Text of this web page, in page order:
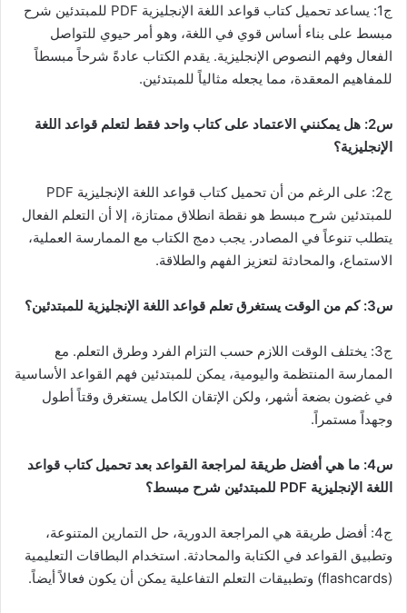
ج1: يساعد تحميل كتاب قواعد اللغة الإنجليزية PDF للمبتدئين شرح
مبسط على بناء أساس قوي في اللغة، وهو أمر حيوي للتواصل
الفعال وفهم النصوص الإنجليزية. يقدم الكتاب عادةً شرحاً مبسطاً
للمفاهيم المعقدة، مما يجعله مثالياً للمبتدئين.
س2: هل يمكنني الاعتماد على كتاب واحد فقط لتعلم قواعد اللغة
الإنجليزية؟
ج2: على الرغم من أن تحميل كتاب قواعد اللغة الإنجليزية PDF
للمبتدئين شرح مبسط هو نقطة انطلاق ممتازة، إلا أن التعلم الفعال
يتطلب تنوعاً في المصادر. يجب دمج الكتاب مع الممارسة العملية،
الاستماع، والمحادثة لتعزيز الفهم والطلاقة.
س3: كم من الوقت يستغرق تعلم قواعد اللغة الإنجليزية للمبتدئين؟
ج3: يختلف الوقت اللازم حسب التزام الفرد وطرق التعلم. مع
الممارسة المنتظمة واليومية، يمكن للمبتدئين فهم القواعد الأساسية
في غضون بضعة أشهر، ولكن الإتقان الكامل يستغرق وقتاً أطول
وجهداً مستمراً.
س4: ما هي أفضل طريقة لمراجعة القواعد بعد تحميل كتاب قواعد
اللغة الإنجليزية PDF للمبتدئين شرح مبسط؟
ج4: أفضل طريقة هي المراجعة الدورية، حل التمارين المتنوعة،
وتطبيق القواعد في الكتابة والمحادثة. استخدام البطاقات التعليمية
(flashcards) وتطبيقات التعلم التفاعلية يمكن أن يكون فعالاً أيضاً.